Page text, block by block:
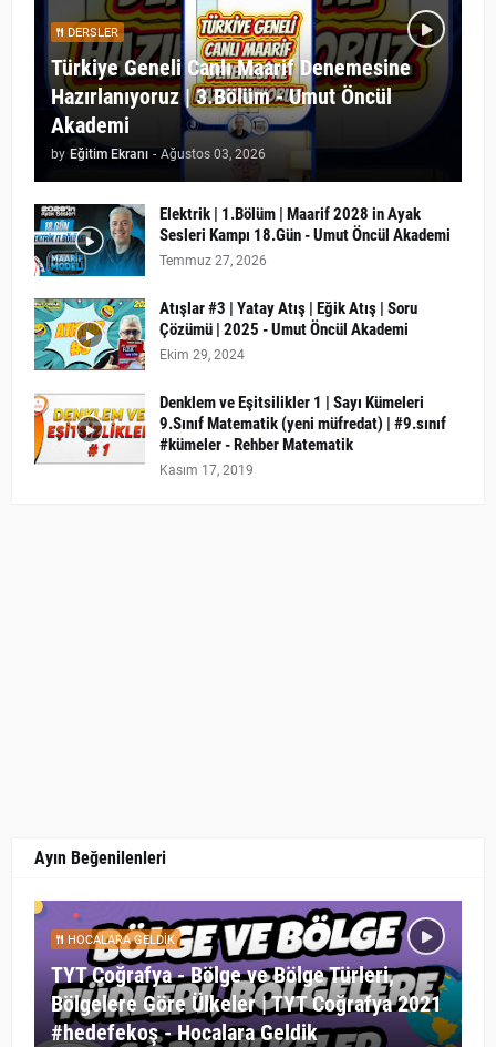
DERSLER
Türkiye Geneli Canlı Maarif Denemesine
Hazırlanıyoruz | 3.Bölüm - Umut Öncül
Akademi
by Eğitim Ekranı - Ağustos 03, 2026
Elektrik | 1.Bölüm | Maarif 2028 in Ayak
Sesleri Kampı 18.Gün - Umut Öncül Akademi
Temmuz 27, 2026
Atışlar #3 | Yatay Atış | Eğik Atış | Soru
Çözümü | 2025 - Umut Öncül Akademi
Ekim 29, 2024
Denklem ve Eşitsilikler 1 | Sayı Kümeleri
9.Sınıf Matematik (yeni müfredat) | #9.sınıf
#kümeler - Rehber Matematik
Kasım 17, 2019
Ayın Beğenilenleri
HOCALARA GELDIK
TYT Coğrafya - Bölge ve Bölge Türleri,
Bölgelere Göre Ülkeler | TYT Coğrafya 2021
#hedefekoş - Hocalara Geldik